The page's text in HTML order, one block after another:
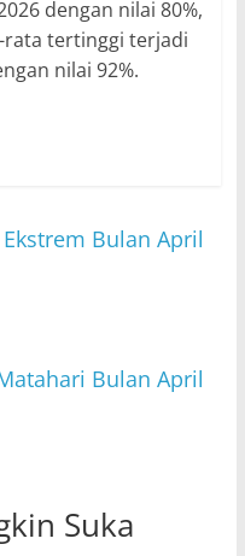
dengan nilai 80%,
tertinggi terjadi
nilai 92%.
Bulan April
Bulan April
Suka